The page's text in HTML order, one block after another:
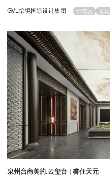
GVL怡境国际设计集团 示范区 景观
泉州台商美的.云玺台 | 睿住天元